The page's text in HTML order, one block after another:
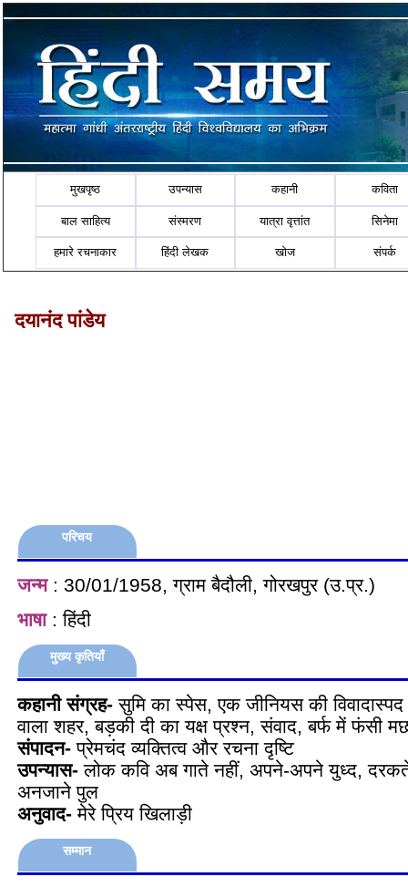
मुखपृष्ठ उपन्यास कहानी कविता
बाल साहित्य संस्मरण यात्रा वृत्तांत सिनेमा
हमारे रचनाकार हिंदी लेखक खोज संपर्क
दयानंद पांडेय
परिचय
जन्म: 30/01/1958, ग्राम बैदौली, गोरखपुर (उ.प्र.)
भाषा: हिंदी
मुख्य कृतियाँ
कहानी संग्रह- सुमि का स्पेस, एक जीनियस की
वाला शहर, बड़की दी का यक्ष प्रश्न, संवाद, बर्फ में फंसी
संपादन- प्रेमचंद व्यक्तित्व और रचना दृष्टि
उपन्यास- लोक कवि अब गाते नहीं, अपने-अपने युध्द,
अनजाने पुल
अनुवाद- मेरे प्रिय खिलाड़ी
सम्मान